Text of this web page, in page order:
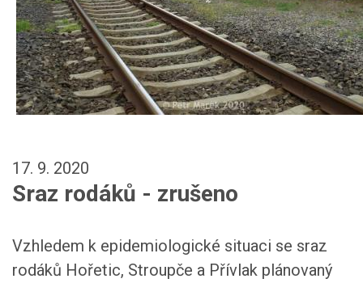
17. 9. 2020
Sraz rodáků - zrušeno
Vzhledem k epidemiologické situaci se sraz
rodáků Hořetic, Stroupče a Přívlak plánovaný